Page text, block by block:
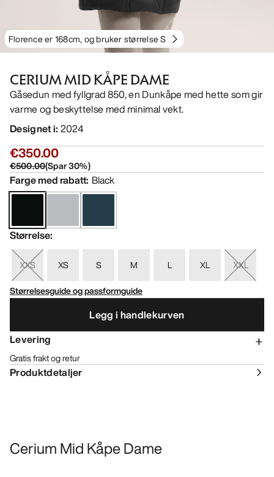
Florence er 168cm, og bruker størrelse S
CERIUM MID KÅPE DAME
Gåsedun med fyllgrad 850, en Dunkåpe med hette som gir
varme og beskyttelse med minimal vekt.
Designet i: 2024
€350.00
€500.00(Spar30%)
Farge med rabatt: Black
Størrelse:
XXS XS S M L XL
XXL
Størrelsesguide og passformguide
Legg i handlekurven
Levering
Gratis frakt og retur
Produktdetaljer
Cerium Mid Kåpe Dame